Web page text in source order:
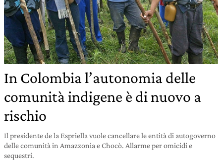
In Colombia l’autonomia delle
comunità indigene è di nuovo a
rischio
Il presidente de la Espriella vuole cancellare le entità di autogoverno
delle comunità in Amazzonia e Chocò. Allarme per omicidi e
sequestri.